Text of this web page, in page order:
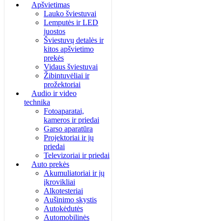
Apšvietimas
Lauko šviestuvai
Lemputės ir LED
juostos
Šviestuvų detalės ir
kitos apšvietimo
prekės
Vidaus šviestuvai
Žibintuvėliai ir
prožektoriai
Audio ir video
technika
Fotoaparatai,
kameros ir priedai
Garso aparatūra
Projektoriai ir jų
priedai
Televizoriai ir priedai
Auto prekės
Akumuliatoriai ir jų
įkrovikliai
Alkotesteriai
Aušinimo skystis
Autokėdutės
Automobilinės